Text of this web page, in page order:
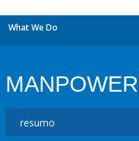
What We Do
MANPOWER